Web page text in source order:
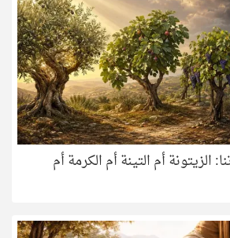
أم التينة أم الكرمة أم